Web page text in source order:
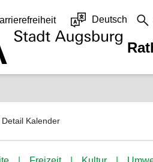
Deutsch
Detail Kalender